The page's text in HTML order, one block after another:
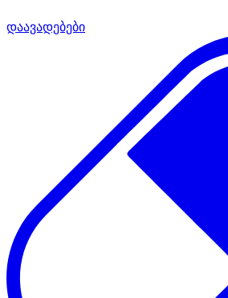
დაავადებები